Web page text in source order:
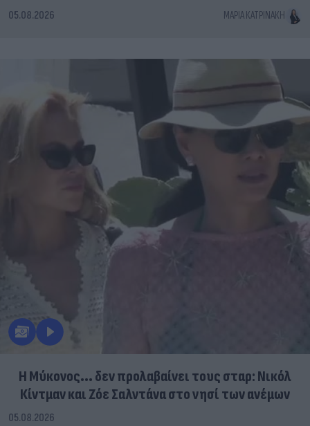
05.08.2026 ΜΑΡΊΑ ΚΑΤΡΙΝΆΚΗ
Η Μύκονος... δεν προλαβαίνει τους σταρ: Νικόλ
Κίντμαν και Ζόε Σαλντάνα στο νησί των ανέμων
05.08.2026